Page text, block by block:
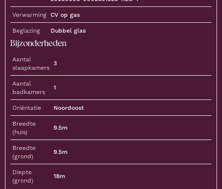
Verwarming CV op gas
Beglazing Dubbel glas
Bijzonderheden
Aantal
slaapkamers
3
Aantal
badkamers
1
Oriëntatie Noordoost
Breedte
(huis)
9.5m
Breedte
(grond)
9.5m
Diepte
(grond)
18m